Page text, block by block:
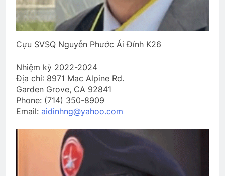
CSVSQ Vũ Vĩnh Thụy K17
2 Years Ago
MÙA XUÂN MUỐN NÓI
3 Years Ago
TÔN CHỦ CỦA TÔI (Rabindranath
Tagore)
3 Years Ago
Cựu SVSQ Nguyễn Phước Ái Đỉnh K26
Nhiệm kỳ 2022-2024
Địa chỉ: 8971 Mac Alpine Rd.
Garden Grove, CA 92841
Phone: (714) 350-8909
Email: aidinhng@yahoo.com